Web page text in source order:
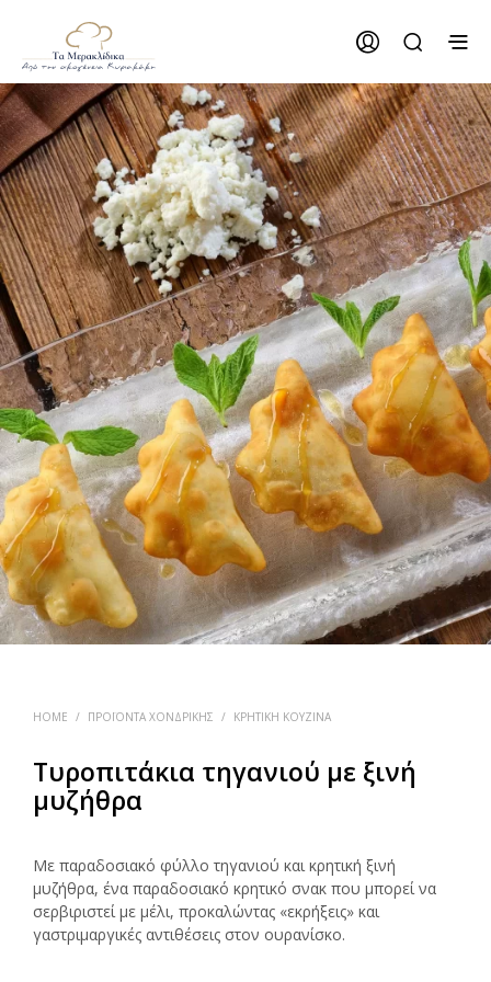
HOME / ΠΡΟΪΌΝΤΑ ΧΟΝΔΡΙΚΉΣ / ΚΡΗΤΙΚΉ ΚΟΥΖΊΝΑ
Τυροπιτάκια τηγανιού με ξινή
μυζήθρα
Με παραδοσιακό φύλλο τηγανιού και κρητική ξινή
μυζήθρα, ένα παραδοσιακό κρητικό σνακ που μπορεί να
σερβιριστεί με μέλι, προκαλώντας «εκρήξεις» και
γαστριμαργικές αντιθέσεις στον ουρανίσκο.